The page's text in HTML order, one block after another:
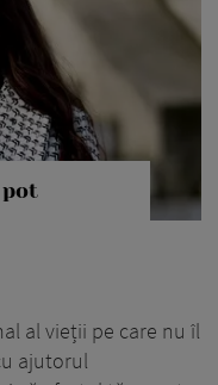
al vieții pe care nu îl
ajutorul